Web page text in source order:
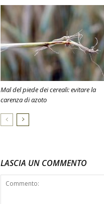
Mal del piede dei cereali: evitare la
carenza di azoto
LASCIA UN COMMENTO